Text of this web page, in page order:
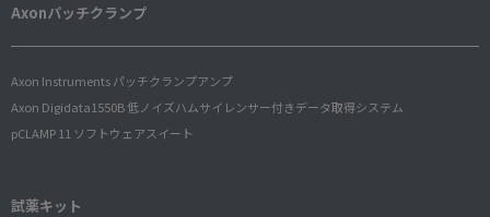
Axonパッチクランプ
Axon Instruments パッチクランプアンプ
Axon Digidata1550B 低ノイズハムサイレンサー付きデータ取得システム
pCLAMP 11 ソフトウェアスイート
試薬キット